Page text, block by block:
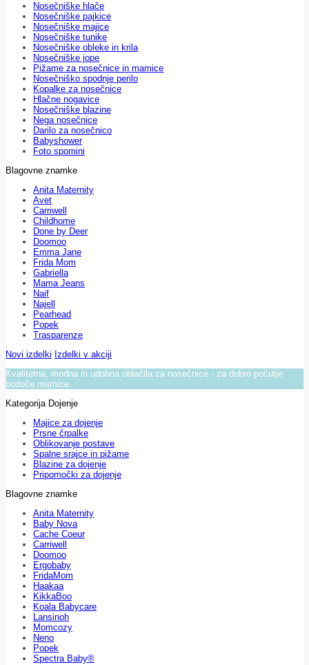
Nosečniške hlače
Nosečniške pajkice
Nosečniške majice
Nosečniške tunike
Nosečniške obleke in krila
Nosečniške jope
Pižame za nosečnice in mamice
Nosečniško spodnje perilo
Kopalke za nosečnice
Hlačne nogavice
Nosečniške blazine
Nega nosečnice
Darilo za nosečnico
Babyshower
Foto spomini
Blagovne znamke
Anita Maternity
Avet
Carriwell
Childhome
Done by Deer
Doomoo
Emma Jane
Frida Mom
Gabriella
Mama Jeans
Naif
Najell
Pearhead
Popek
Trasparenze
Novi izdelki Izdelki v akciji
Kvalitetna, modna in udobna oblačila za nosečnice - za dobro počutje
bodoče mamice.
Kategorija Dojenje
Majice za dojenje
Prsne črpalke
Oblikovanje postave
Spalne srajce in pižame
Blazine za dojenje
Pripomočki za dojenje
Blagovne znamke
Anita Maternity
Baby Nova
Cache Coeur
Carriwell
Doomoo
Ergobaby
FridaMom
Haakaa
KikkaBoo
Koala Babycare
Lansinoh
Momcozy
Neno
Popek
Spectra Baby®